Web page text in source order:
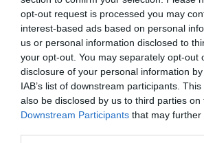
opt-out request is processed you may
interest-based ads based on personal
us or personal information disclosed to
your opt-out. You may separately opt-out
disclosure of your personal information
IAB’s list of downstream participants.
also be disclosed by us to third parties on
Downstream Participants that may
06.08.2026 | 20:20
Θρήνος στην Εύβοια: Έφυγε από
τη ζωή ο 37χρονος που είχε
τροχαίο με αγριογούρουνο
06.08.2026 | 20:20
Νέο σοβαρό τροχαίο στην Εύβοια:
Τούμπαρε αυτοκίνητο
06.08.2026 | 20:00
Προφυλακίστηκε ο
44χρονος για τη φωτιά
στη Κεφαλονιά